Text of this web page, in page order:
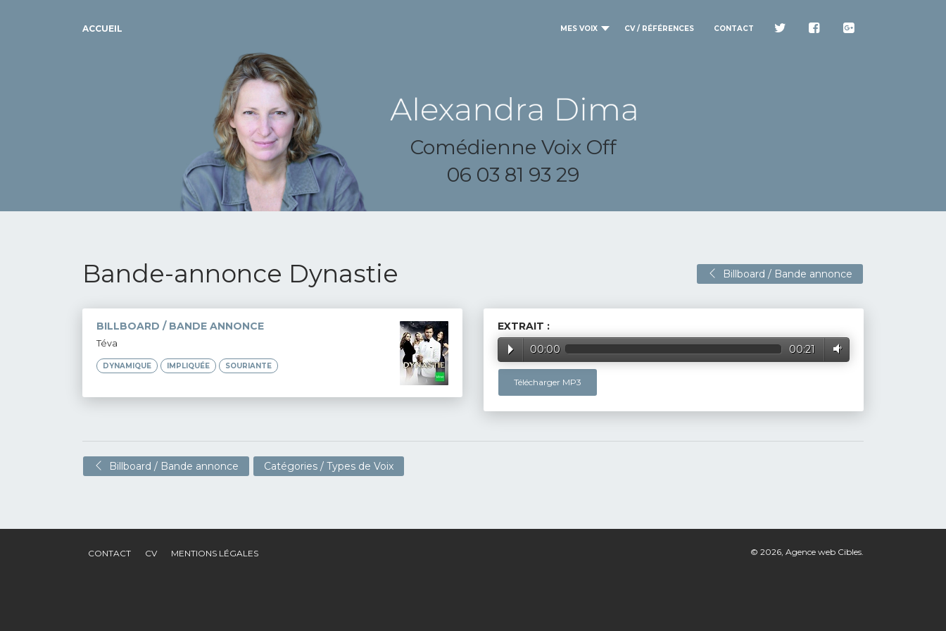
ACCUEIL MES VOIX CV / RÉFÉRENCES CONTACT
Comédienne Voix Off
06 03 81 93 29
Billboard / Bande annonce
Bande-annonce Dynastie
BILLBOARD / BANDE ANNONCE
Téva
DYNAMIQUE IMPLIQUÉE SOURIANTE
EXTRAIT :
00:00
00:21
Télécharger MP3
Billboard / Bande annonce Catégories / Types de Voix
CONTACT CV MENTIONS LÉGALES © 2026, Agence web Cibles.